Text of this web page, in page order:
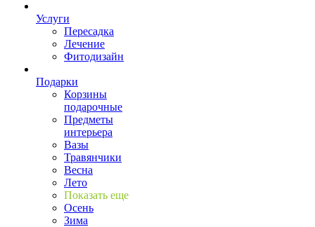
Услуги
Пересадка
Лечение
Фитодизайн
Подарки
Корзины
подарочные
Предметы
интерьера
Вазы
Травянчики
Весна
Лето
Показать еще
Осень
Зима